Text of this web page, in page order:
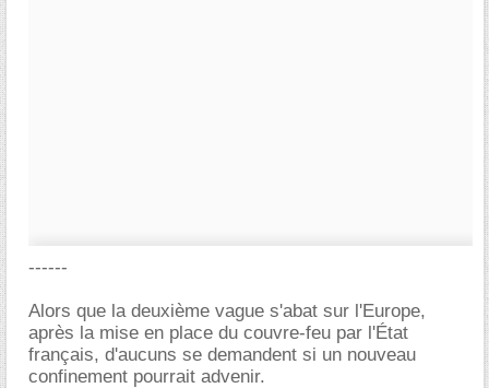
------
Alors que la deuxième vague s'abat sur l'Europe,
après la mise en place du couvre-feu par l'État
français, d'aucuns se demandent si un nouveau
confinement pourrait advenir.